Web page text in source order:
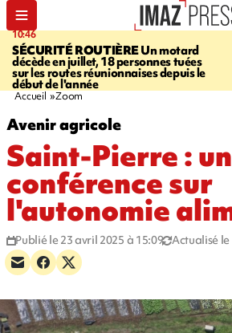
10:46
SÉCURITÉ ROUTIÈREUn motard
décède en juillet, 18 personnes tuées
sur les routes réunionnaises depuis le
début de l'année
Accueil Zoom
Avenir agricole
Saint-Pierre :
conférence sur
l'autonomie
Publié le 23 avril 2025 à 15:09 Actualisé le